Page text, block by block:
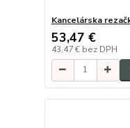
Kancelárska
53,47 €
43,47 € bez DPH